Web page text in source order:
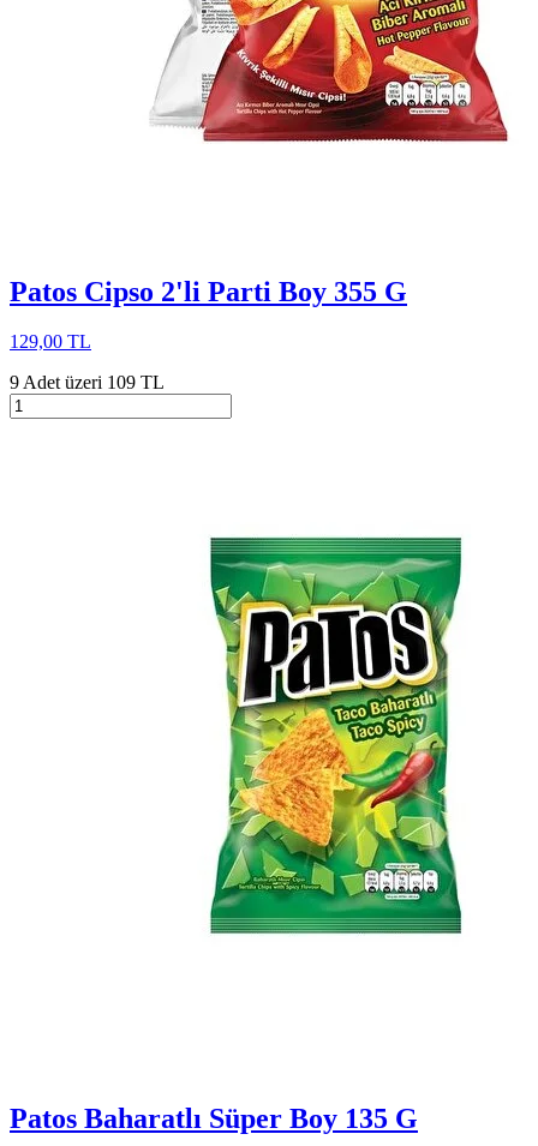
Patos Cipso 2'li Parti Boy 355 G
129,00 TL
9 Adet üzeri 109 TL
Patos Baharatlı Süper Boy 135 G